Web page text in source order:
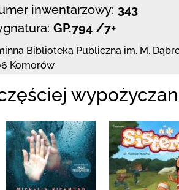
inwentarzowy: 343
GP.794 /7+
Biblioteka Publiczna im. M.
Komorów